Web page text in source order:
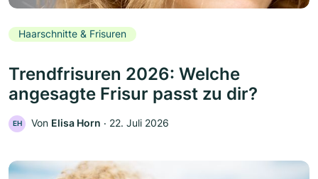
Haarschnitte & Frisuren
Trendfrisuren 2026: Welche
angesagte Frisur passt zu dir?
EH Von Elisa Horn ‧ 22. Juli 2026